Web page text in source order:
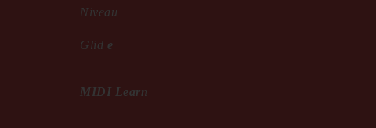
Niveau
Glid e
MIDI Learn